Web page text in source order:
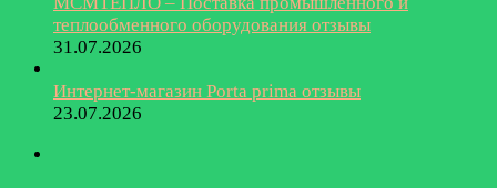
теплообменного оборудования отзывы
31.07.2026
Интернет-магазин Porta prima отзывы
23.07.2026